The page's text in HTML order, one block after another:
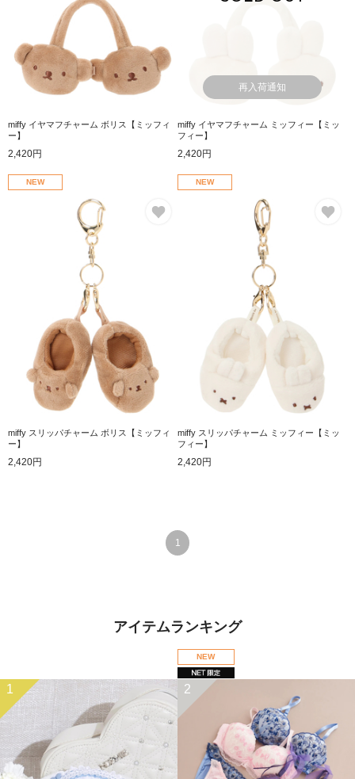
miffy イヤマフチャーム ボリス【ミッフィ
ー】
2,420円
再入荷通知
miffy イヤマフチャーム ミッフィー【ミッ
フィー】
2,420円
NEW
miffy スリッパチャーム ボリス【ミッフィ
ー】
2,420円
NEW
miffy スリッパチャーム ミッフィー【ミッ
フィー】
2,420円
1
アイテムランキング
1
NEW
2